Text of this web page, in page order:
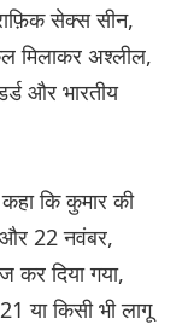
सेक्स सीन,
मिलाकर अश्लील,
और भारतीय
कि कुमार की
और 22 नवंबर,
कर दिया गया,
या किसी भी लागू